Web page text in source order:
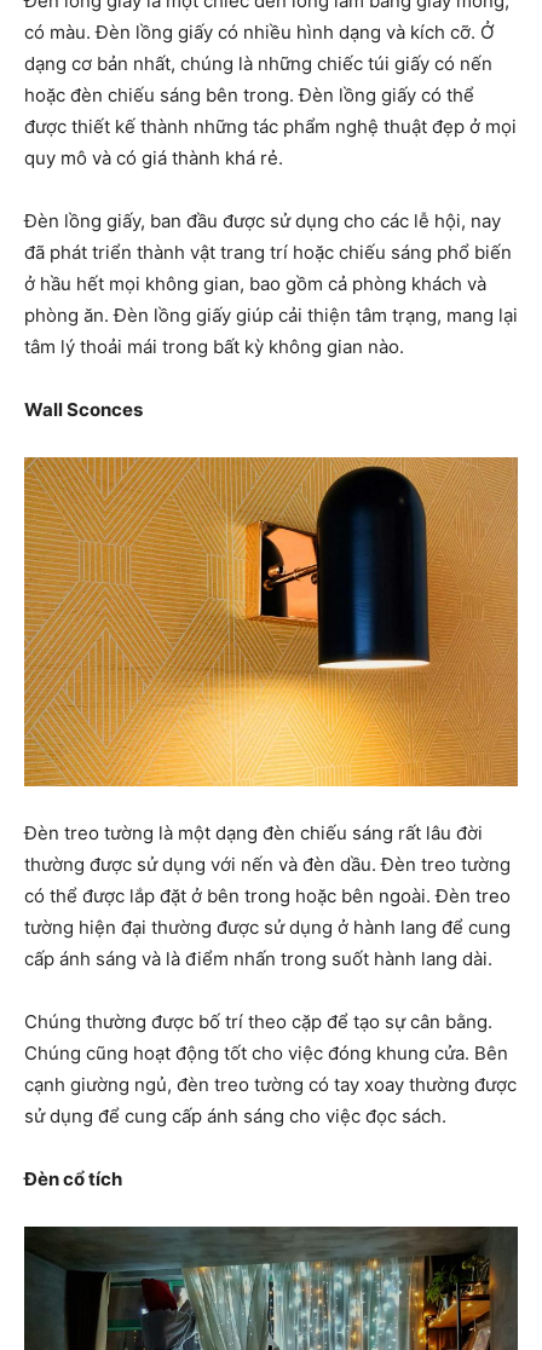
có màu. Đèn lồng giấy có nhiều hình dạng và kích cỡ. Ở
dạng cơ bản nhất, chúng là những chiếc túi giấy có nến
hoặc đèn chiếu sáng bên trong. Đèn lồng giấy có thể
được thiết kế thành những tác phẩm nghệ thuật đẹp ở mọi
quy mô và có giá thành khá rẻ.
Đèn lồng giấy, ban đầu được sử dụng cho các lễ hội, nay
đã phát triển thành vật trang trí hoặc chiếu sáng phổ biến
ở hầu hết mọi không gian, bao gồm cả phòng khách và
phòng ăn. Đèn lồng giấy giúp cải thiện tâm trạng, mang lại
tâm lý thoải mái trong bất kỳ không gian nào.
Wall Sconces
Đèn treo tường là một dạng đèn chiếu sáng rất lâu đời
thường được sử dụng với nến và đèn dầu. Đèn treo tường
có thể được lắp đặt ở bên trong hoặc bên ngoài. Đèn treo
tường hiện đại thường được sử dụng ở hành lang để cung
cấp ánh sáng và là điểm nhấn trong suốt hành lang dài.
Chúng thường được bố trí theo cặp để tạo sự cân bằng.
Chúng cũng hoạt động tốt cho việc đóng khung cửa. Bên
cạnh giường ngủ, đèn treo tường có tay xoay thường được
sử dụng để cung cấp ánh sáng cho việc đọc sách.
Đèn cổ tích